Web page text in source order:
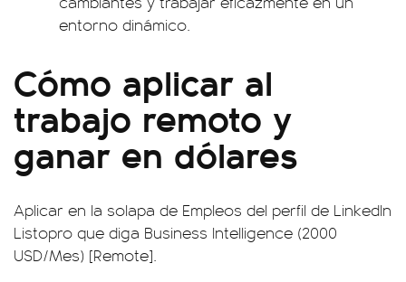
entorno dinámico.
Cómo aplicar al
trabajo remoto y
ganar en dólares
Aplicar en la solapa de Empleos del perfil de LinkedIn
Listopro que diga Business Intelligence (2000
USD/Mes) [Remote].